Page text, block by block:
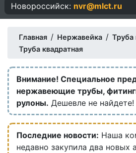
Новороссийск: nvr@mlct.ru
Главная / Нержавейка /
Труба квадратная
Внимание! Специальное
нержавеющие трубы,
рулоны. Дешевле не найдете!
Последние новости: Наша
недавно закупила два новых